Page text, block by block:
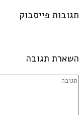
תגובות פייסבוק
השארת תגובה